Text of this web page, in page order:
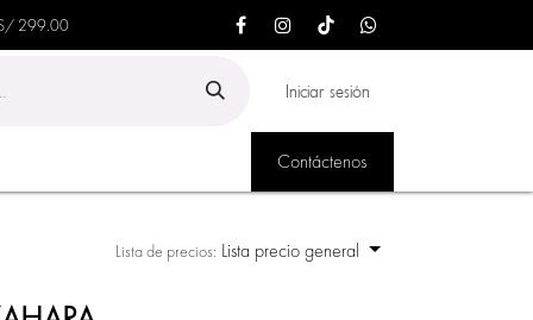
S/ 299.00
Iniciar sesión
Contáctenos
Lista de precios: Lista precio general